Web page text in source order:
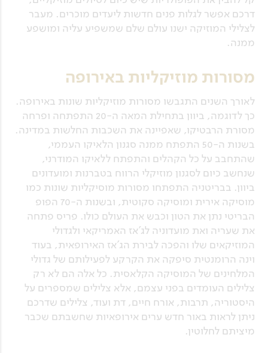
דרכם אפשר לגלות פנים חדשות ליעדים מוכרים. מעבר
לצלילי המוזיקה ישנו עולם שלם שמשפיע עליה ומושפע
ממנה.
מסורות מוזיקליות באירופה
לאורך השנים התגבשו מסורות מוזיקליות שונות באירופה.
כך לדוגמה, ביוון בתחילת המאה ה-20 התפתחה ופרחה
מסורת הרבטיקו, שאפיינה את השכבות החלשות במדינה.
בשנות ה-50 התפתח ממנה סגנון הלאיקו העממי,
שהתחבב על כל הקהלים והתפתח ללאיקו המודרני,
שנחשב כיום לסגנון מוזיקלי הרווח בטברנות ומועדונים
ביוון. בבריטניה התפתחו מסורות מוסיקליות שונות כמו
מוסיקה אירית ומוסיקה סקוטית, ובשנות ה-70 הפופ
הבריטי נתן את הטון וכבש את העולם כולו. פריס פתחה
את שעריה ואת מועדוניה לג'אז האמריקאי ולגדולי
המוזיקאים שלו והפכה לבירת הג'אז האירופאית, בעוד
וינה הרומנטית סיפקה את הקרקע לפעילותם של גדולי
המלחינים של המוסיקה הקלאסית. כל אלה הם לא רק
צלילים העומדים בפני עצמם, אלא צלילים שמספרים על
היסטוריה, תרבות, אורח חיים, דת ועוד, צלילים שדרכם
ניתן לראות באור חדש ערים אירופאיות שחשבתם שכבר
מיציתם לחלוטין.